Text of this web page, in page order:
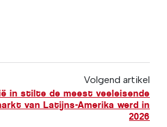
Volgend artikel
in stilte de meest veeleisende
van Latijns-Amerika werd in
2026